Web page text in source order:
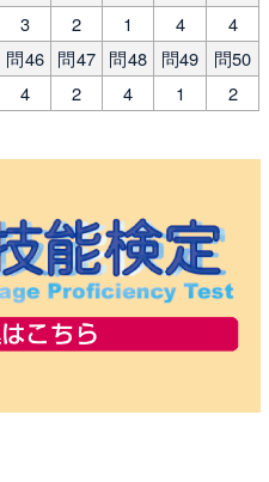
3 2 1 4
4
問46 問47 問48 問49
問50
4 2 4 1 2